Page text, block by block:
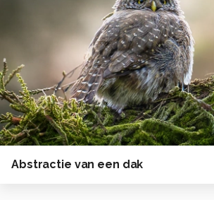
Abstractie van een dak